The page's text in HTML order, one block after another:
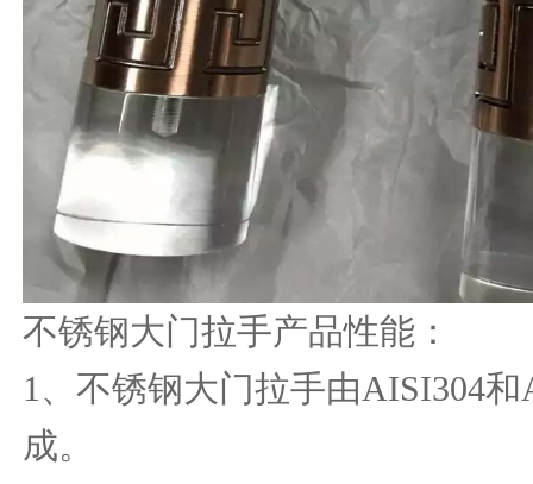
不锈钢大门拉手产品性能：
1 、不锈钢大门拉手由AISI304和
成。